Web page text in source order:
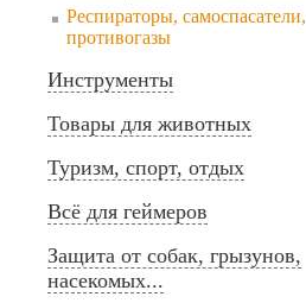
Респираторы, самоспасатели,
противогазы
Инструменты
Товары для животных
Туризм, спорт, отдых
Всё для геймеров
Защита от собак, грызунов,
насекомых...